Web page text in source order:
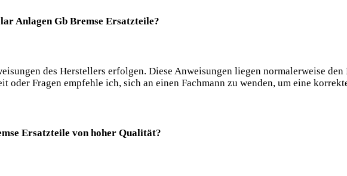
Anlagen Gb Bremse Ersatzteile?
des Herstellers erfolgen. Diese Anweisungen liegen normalerweise
oder Fragen empfehle ich, sich an einen Fachmann zu wenden, um eine
Ersatzteile von hoher Qualität?